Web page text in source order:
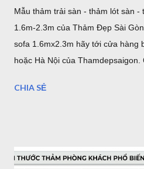
Mẫu thảm trải sàn - thảm lót sàn
1.6m-2.3m của Thảm Đẹp Sài
sofa 1.6mx2.3m hãy tới cửa hàng
hoặc Hà Nội của Thamdepsaigon.
phòng khách, phòng ngủ, phòng
Giao hàng - Thanh toán - Bảo
CHIA SẺ